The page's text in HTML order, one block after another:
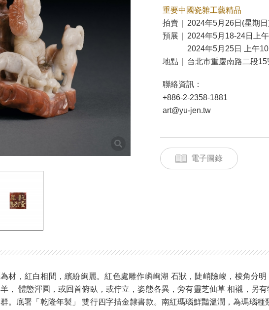
重要中國瓷雜工藝精品
拍賣｜
2024年5月26日(星期
預展｜
2024年5月18-24日上
2024年5月25日 上午
地點｜
台北市重慶南路二段
聯絡資訊：
+886-2-2358-1881
art@yu-jen.tw
電子圖錄
材，紅白相間，繽紛絢麗。紅色處雕作嶙峋湖 石狀，陡峭險峻，棱角分
， 體態渾圓，或回首俯臥，或佇立，姿態各異，旁有靈芝仙草 相襯，另
。底署「乾隆年製」 雙行四字描金隸書款。南紅瑪瑙鮮豔溫潤，為瑪瑙種